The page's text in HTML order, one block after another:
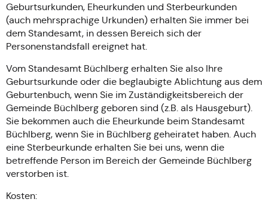
Geburtsurkunden, Eheurkunden und Sterbeurkunden
(auch mehrsprachige Urkunden) erhalten Sie immer bei
dem Standesamt, in dessen Bereich sich der
Personenstandsfall ereignet hat.
Vom Standesamt Büchlberg erhalten Sie also Ihre
Geburtsurkunde oder die beglaubigte Ablichtung aus dem
Geburtenbuch, wenn Sie im Zuständigkeitsbereich der
Gemeinde Büchlberg geboren sind (z.B. als Hausgeburt).
Sie bekommen auch die Eheurkunde beim Standesamt
Büchlberg, wenn Sie in Büchlberg geheiratet haben. Auch
eine Sterbeurkunde erhalten Sie bei uns, wenn die
betreffende Person im Bereich der Gemeinde Büchlberg
verstorben ist.
Kosten: